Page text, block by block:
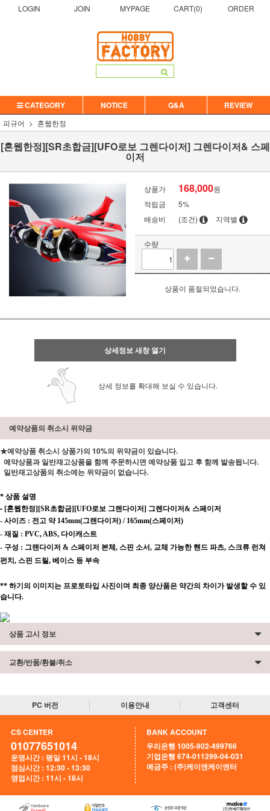
LOGIN JOIN MYPAGE CART(0) ORDER
CATEGORY NOTICE Q&A REVIEW
피규어 혼웹한정
[혼웹한정][SR초합금][UFO로보 그렌다이저] 그렌다이저& 스페
이저
상품가 168,000원
적립금
5%
배송비
(조건) 지역별
수량
상품이 품절되었습니다.
상세정보 새창 열기
상세 정보를 확대해 보실 수 있습니다.
예약상품의 취소시 위약금
★예약상품 취소시 상품가의 10%의 위약금이 있습니다.
예약상품과 일반재고상품을 함께 주문하시면 예약상품 입고 후 함께 발송됩니다.
일반재고상품의 취소에는 위약금이 없습니다.
* 상품 설명
- [혼웹한정][SR초합금][UFO로보 그렌다이저] 그렌다이저& 스페이저
- 사이즈 : 전고 약145mm(그랜다이저) / 165mm(스페이저)
- 재질 : PVC, ABS, 다이캐스트
- 구성 : 그랜다이저 & 스페이저 본체 , 스핀 소서, 교체 가능한 핸드 파츠, 스크류 런쳐
펀치, 스핀 드릴, 베이스 등 부속
** 하기의 이미지는 프로토타입 사진이며 최종 양산품은 약간의 차이가 발생할 수 있
습니다.
상품 고시 정보
교환/반품/환불/취소
PC 버전 이용안내 고객센터
CS CENTER
01077651014
운영시간 : 평일 11시 - 18시
점심시간 : 12:30 - 13:30
영업시간 : 11시 - 18시
BANK ACCOUNT
우리은행 1005-902-499766
기업은행 674-011299-04-031
예금주 : (주)케이앤케이엔터